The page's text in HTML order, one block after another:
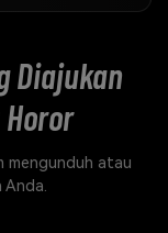
Diajukan
mengunduh atau
Anda.